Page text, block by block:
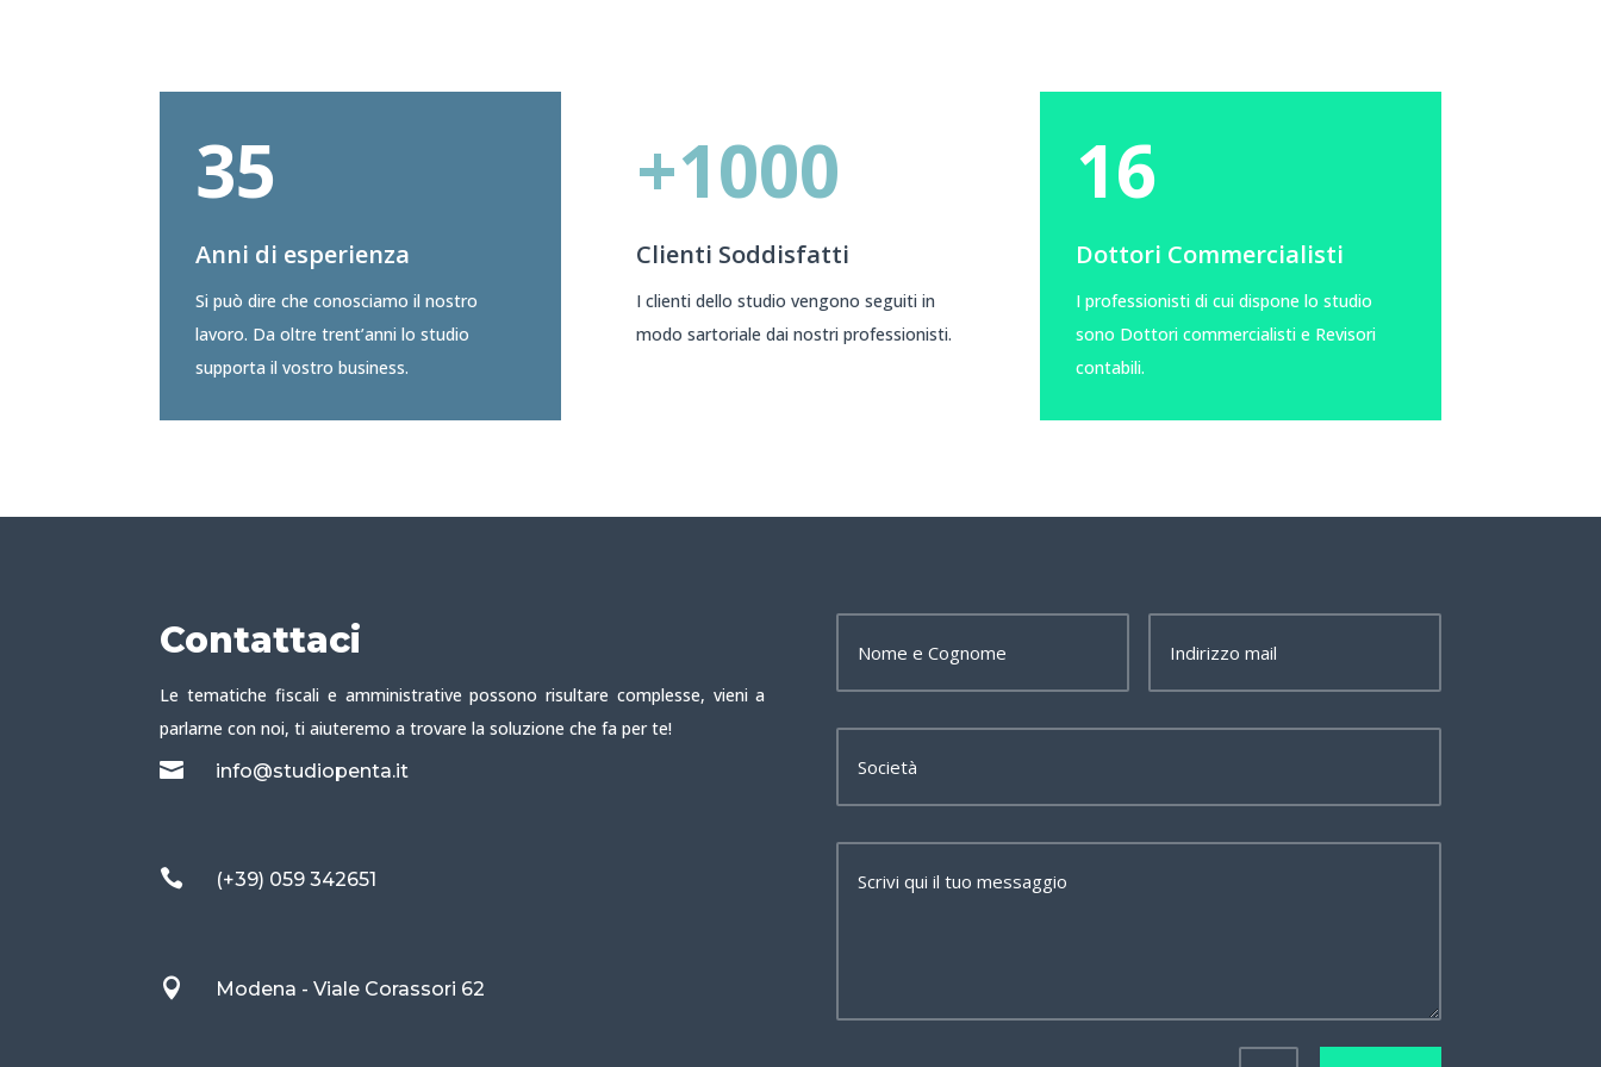
35
Anni di esperienza
Si può dire che conosciamo il nostro
lavoro. Da oltre trent’anni lo studio
supporta il vostro business.
+1000
Clienti Soddisfatti
I clienti dello studio vengono seguiti in
modo sartoriale dai nostri professionisti.
16
Dottori Commercialisti
I professionisti di cui dispone lo studio
sono Dottori commercialisti e Revisori
contabili.
Contattaci
Le tematiche fiscali e amministrative possono risultare complesse, vieni a
parlarne con noi, ti aiuteremo a trovare la soluzione che fa per te!
 info@studiopenta.it
 (+39) 059 342651
 Modena - Viale Corassori 62